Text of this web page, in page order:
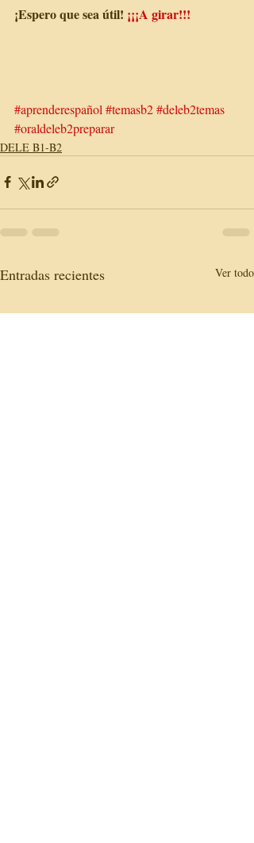
¡Espero que sea útil! ¡¡¡A girar!!!
#aprenderespañol #temasb2#deleb2temas
#oraldeleb2preparar
DELE B1-B2
Entradas recientes Ver todo